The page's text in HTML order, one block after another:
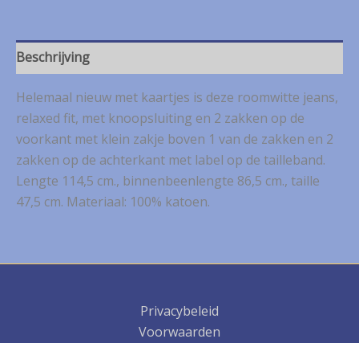
Beschrijving
Helemaal nieuw met kaartjes is deze roomwitte jeans,
relaxed fit, met knoopsluiting en 2 zakken op de
voorkant met klein zakje boven 1 van de zakken en 2
zakken op de achterkant met label op de tailleband.
Lengte 114,5 cm., binnenbeenlengte 86,5 cm., taille
47,5 cm. Materiaal: 100% katoen.
Privacybeleid
Voorwaarden